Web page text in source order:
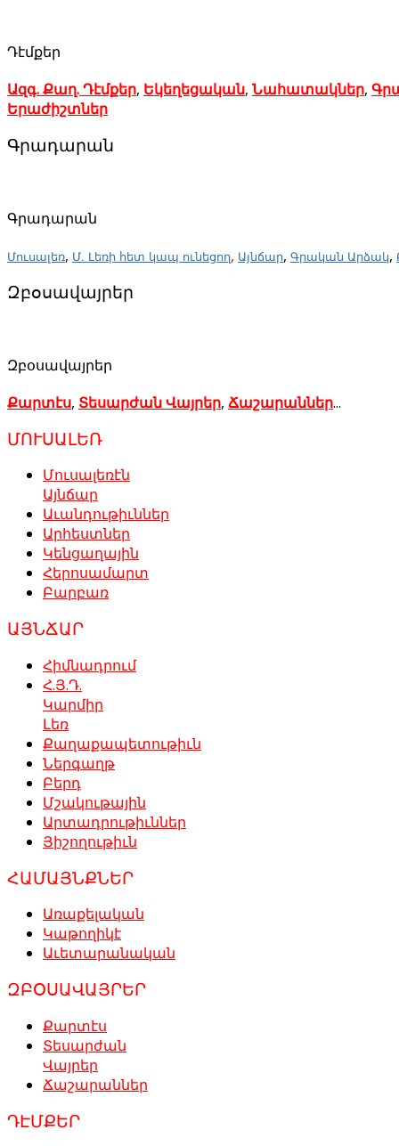
Դէմքեր
Ազգ. Քաղ. Դէմքեր, Եկեղեցական, Նահատակներ,
Երաժիշտներ
Գրադարան
Գրադարան
Մուսալեռ, Մ. Լեռի հետ կապ ունեցող, Այնճար, Գրական Արձակ,
Զբօսավայրեր
Զբօսավայրեր
Քարտէս, Տեսարժան Վայրեր, Ճաշարաններ...
ՄՈՒՍԱԼԵՌ
Մուսալեռէն
Այնճար
Աւանդութիւններ
Արհեստներ
Կենցաղային
Հերոսամարտ
Բարբառ
ԱՅՆՃԱՐ
Հիմնադրում
Հ.Յ.Դ.
Կարմիր
Լեռ
Քաղաքապետութիւն
Ներգաղթ
Բերդ
Մշակութային
Արտադրութիւններ
Յիշողութիւն
ՀԱՄԱՅՆՔՆԵՐ
Առաքելական
Կաթողիկէ
Աւետարանական
ԶԲՕՍԱՎԱՅՐԵՐ
Քարտէս
Տեսարժան
Վայրեր
Ճաշարաններ
ԴԷՄՔԵՐ